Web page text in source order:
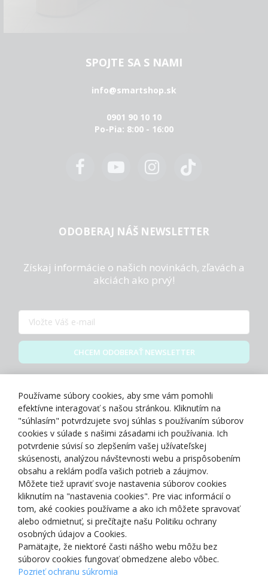
SPOJTE SA S NAMI
info@smartshop.sk
0901 90 10 10
Po-Pia: 8:00 - 16:00
ODOBERAJ NÁŠ NEWSLETTER
Získaj informácie o našich novinkách, zľavách a
akciách ako prvý!
CHCEM ODOBERAŤ NEWSLETTER
O NÁS
NAKUPOVANIE
ZÁKAZNÍCKA ZÓNA
NAŠE OCENENIA
Používame súbory cookies, aby sme vám pomohli
efektívne interagovať s našou stránkou. Kliknutím na
"súhlasím" potvrdzujete svoj súhlas s používaním súborov
cookies v súlade s našimi zásadami ich používania. Ich
potvrdenie súvisí so zlepšením vašej užívateľskej
skúsenosti, analýzou návštevnosti webu a prispôsobením
obsahu a reklám podľa vašich potrieb a záujmov.
Môžete tiež upraviť svoje nastavenia súborov cookies
kliknutím na "nastavenia cookies". Pre viac informácií o
tom, aké cookies používame a ako ich môžete spravovať
alebo odmietnuť, si prečítajte našu Politiku ochrany
osobných údajov a Cookies.
Pamätajte, že niektoré časti nášho webu môžu bez
súborov cookies fungovať obmedzene alebo vôbec.
Pozrieť ochranu súkromia